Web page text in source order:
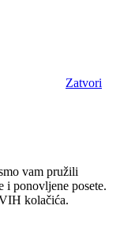
Zatvori
vam pružili
i ponovljene posete.
kolačića.